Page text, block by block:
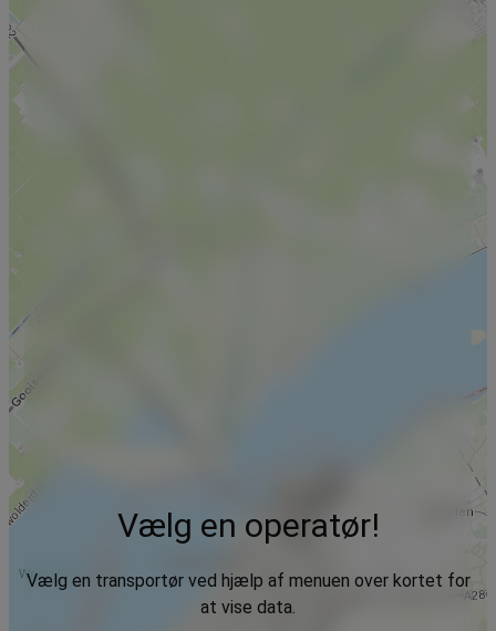
Vælg en operatør!
Vælg en transportør ved hjælp af menuen over kortet for
at vise data.